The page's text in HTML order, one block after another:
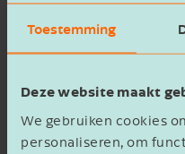
Toestemming
Deze website maakt
We gebruiken cookies
personaliseren, om